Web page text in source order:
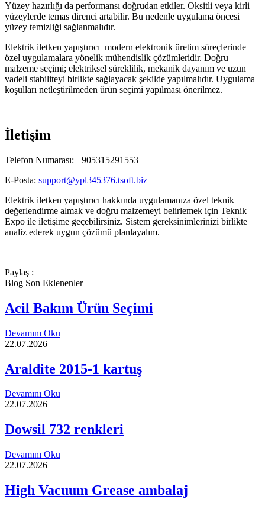
Yüzey hazırlığı da performansı doğrudan etkiler. Oksitli veya kirli
yüzeylerde temas direnci artabilir. Bu nedenle uygulama öncesi
yüzey temizliği sağlanmalıdır.
Elektrik iletken yapıştırıcı modern elektronik üretim süreçlerinde
özel uygulamalara yönelik mühendislik çözümleridir. Doğru
malzeme seçimi; elektriksel süreklilik, mekanik dayanım ve uzun
vadeli stabiliteyi birlikte sağlayacak şekilde yapılmalıdır. Uygulama
koşulları netleştirilmeden ürün seçimi yapılması önerilmez.
İletişim
Telefon Numarası: +905315291553
E-Posta: support@ypl345376.tsoft.biz
Elektrik iletken yapıştırıcı hakkında uygulamanıza özel teknik
değerlendirme almak ve doğru malzemeyi belirlemek için Teknik
Expo ile iletişime geçebilirsiniz. Sistem gereksinimlerinizi birlikte
analiz ederek uygun çözümü planlayalım.
Paylaş :
Blog Son Eklenenler
Acil Bakım Ürün Seçimi
Devamını Oku
22.07.2026
Araldite 2015-1 kartuş
Devamını Oku
22.07.2026
Dowsil 732 renkleri
Devamını Oku
22.07.2026
High Vacuum Grease ambalaj